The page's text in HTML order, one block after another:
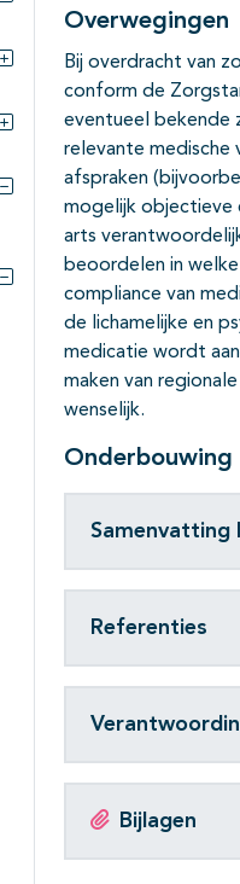
Subpagina's open- en
Subpagina's open- en
Subpagina's open- en
Subpagina's open- en
Subpagina's open- en
Overwegingen
Bij overdracht van
conform de
eventueel bekende
relevante medische
afspraken
mogelijk objectieve
arts
beoordelen in
compliance van
de lichamelijke en
medicatie wordt
maken van
wenselijk.
Onderbouwing
Samenvatting
Referenties
Bijlagen